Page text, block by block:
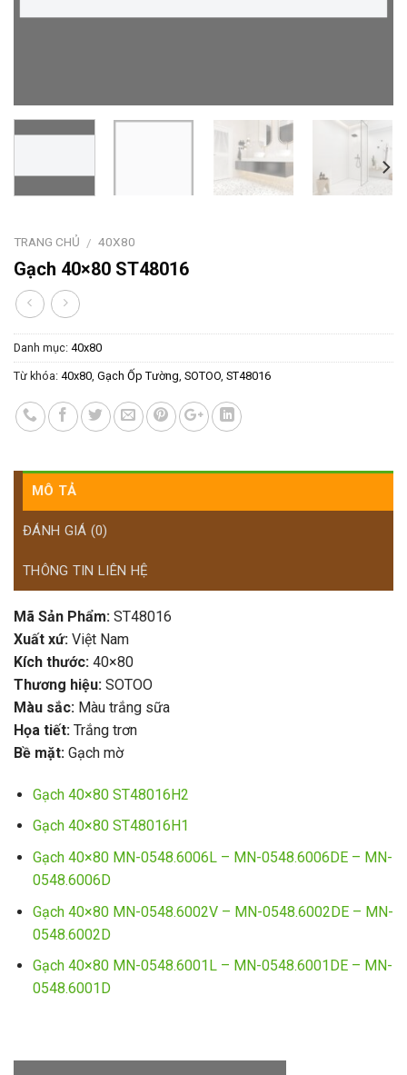
TRANG CHỦ / 40X80
Gạch 40×80 ST48016
Danh mục: 40x80
Từ khóa: 40x80, Gạch Ốp Tường, SOTOO, ST48016
MÔ TẢ
ĐÁNH GIÁ (0)
THÔNG TIN LIÊN HỆ
Mã Sản Phẩm: ST48016
Xuất xứ: Việt Nam
Kích thước: 40×80
Thương hiệu: SOTOO
Màu sắc: Màu trắng sữa
Họa tiết: Trắng trơn
Bề mặt: Gạch mờ
Gạch 40×80 ST48016H2
Gạch 40×80 ST48016H1
Gạch 40×80 MN-0548.6006L – MN-0548.6006DE – MN-
0548.6006D
Gạch 40×80 MN-0548.6002V – MN-0548.6002DE – MN-
0548.6002D
Gạch 40×80 MN-0548.6001L – MN-0548.6001DE – MN-
0548.6001D